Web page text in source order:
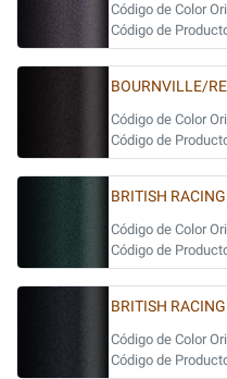
Código de Color
Código de
BOURNVILLE/
Código de Color
Código de
BRITISH
Código de Color
Código de
BRITISH
Código de Color
Código de